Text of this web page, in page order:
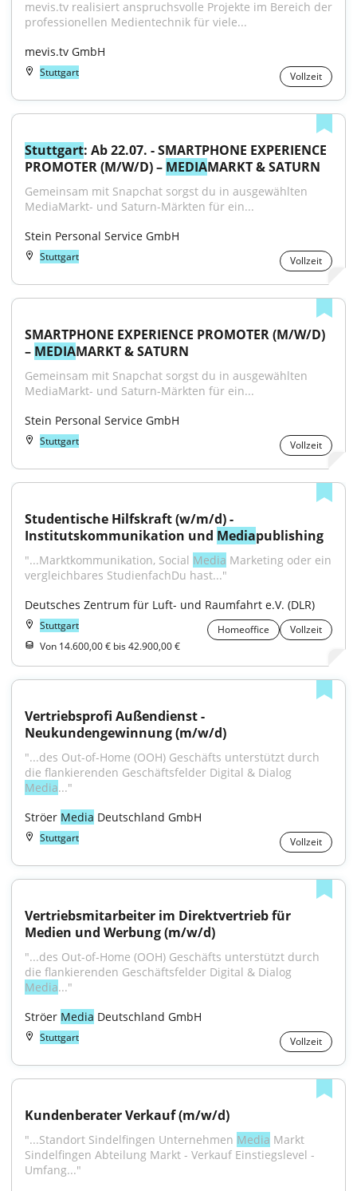
mevis.tv realisiert anspruchsvolle Projekte im Bereich der
professionellen Medientechnik für viele...
mevis.tv GmbH
Stuttgart Vollzeit
Stuttgart: Ab 22.07. - SMARTPHONE EXPERIENCE
PROMOTER (M/W/D) – MEDIAMARKT & SATURN
Gemeinsam mit Snapchat sorgst du in ausgewählten
MediaMarkt- und Saturn-Märkten für ein...
Stein Personal Service GmbH
Stuttgart Vollzeit
SMARTPHONE EXPERIENCE PROMOTER (M/W/D)
– MEDIAMARKT & SATURN
Gemeinsam mit Snapchat sorgst du in ausgewählten
MediaMarkt- und Saturn-Märkten für ein...
Stein Personal Service GmbH
Stuttgart Vollzeit
Studentische Hilfskraft (w/m/d) -
Institutskommunikation und Mediapublishing
"...Marktkommunikation, Social Media ­Marketing oder ein
vergleichbares StudienfachDu hast..."
Deutsches Zentrum für Luft- und Raumfahrt e.V. (DLR)
Stuttgart Homeoffice
Vollzeit
Von 14.600,00 € bis 42.900,00 €
Vertriebsprofi Außendienst -
Neukundengewinnung (m/w/d)
"...des Out-of-Home (OOH) Geschäfts unterstützt durch
Media..."
Ströer Media Deutschland GmbH
Stuttgart Vollzeit
Vertriebsmitarbeiter im Direktvertrieb für
Medien und Werbung (m/w/d)
"...des Out-of-Home (OOH) Geschäfts unterstützt durch
Media..."
Ströer Media Deutschland GmbH
Stuttgart Vollzeit
Kundenberater Verkauf (m/w/d)
"...Standort Sindelfingen Unternehmen Media Markt
Sindelfingen Abteilung Markt - Verkauf Einstiegslevel -
Umfang..."